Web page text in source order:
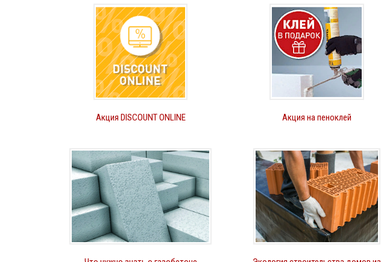
Акция DISCOUNT ONLINE Акция на пеноклей